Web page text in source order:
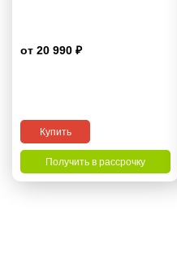
от 20 990 ₽
Купить
Получить в рассрочку